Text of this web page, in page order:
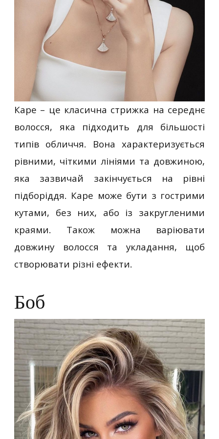
Каре – це класична стрижка на середнє
волосся, яка підходить для більшості
типів обличчя. Вона характеризується
рівними, чіткими лініями та довжиною,
яка зазвичай закінчується на рівні
підборіддя. Каре може бути з гострими
кутами, без них, або із закругленими
краями. Також можна варіювати
довжину волосся та укладання, щоб
створювати різні ефекти.
Боб